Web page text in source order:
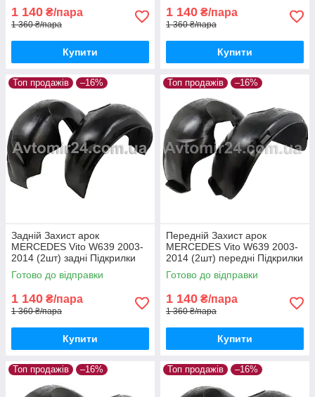
1 140 ₴/пара
1 360 ₴/пара
Купити
1 140 ₴/пара
1 360 ₴/пара
Купити
Топ продажів –16%
Задній Захист арок
MERCEDES Vito W639 2003-
2014 (2шт) задні Підкрилки
Мерседес Віто В639 пара
задніх
Готово до відправки
1 140 ₴/пара
1 360 ₴/пара
Купити
Топ продажів –16%
Передній Захист арок
MERCEDES Vito W639 2003-
2014 (2шт) передні Підкрилки
Мерседес Віто В639 пара
передніх
Готово до відправки
1 140 ₴/пара
1 360 ₴/пара
Купити
Топ продажів –16% Топ продажів –16%